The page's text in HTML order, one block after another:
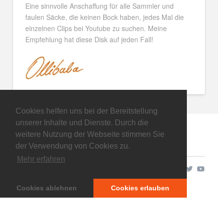
Cookies helfen uns bei der Bereitstellung
unserer Inhalte und Dienste. Durch die
weitere Nutzung der Webseite stimmen Sie
der Verwendung von Cookies zu.
Mehr erfahren
Cookies ablehnen Cookies erlauben
Eine sinnvolle Anschaffung für alle Sammler und
faulen Säcke, die keinen Bock haben, jedes Mal die
einzelnen Clips bei Youtube zu suchen. Meine
Empfehlung hat diese Disk auf jeden Fall!